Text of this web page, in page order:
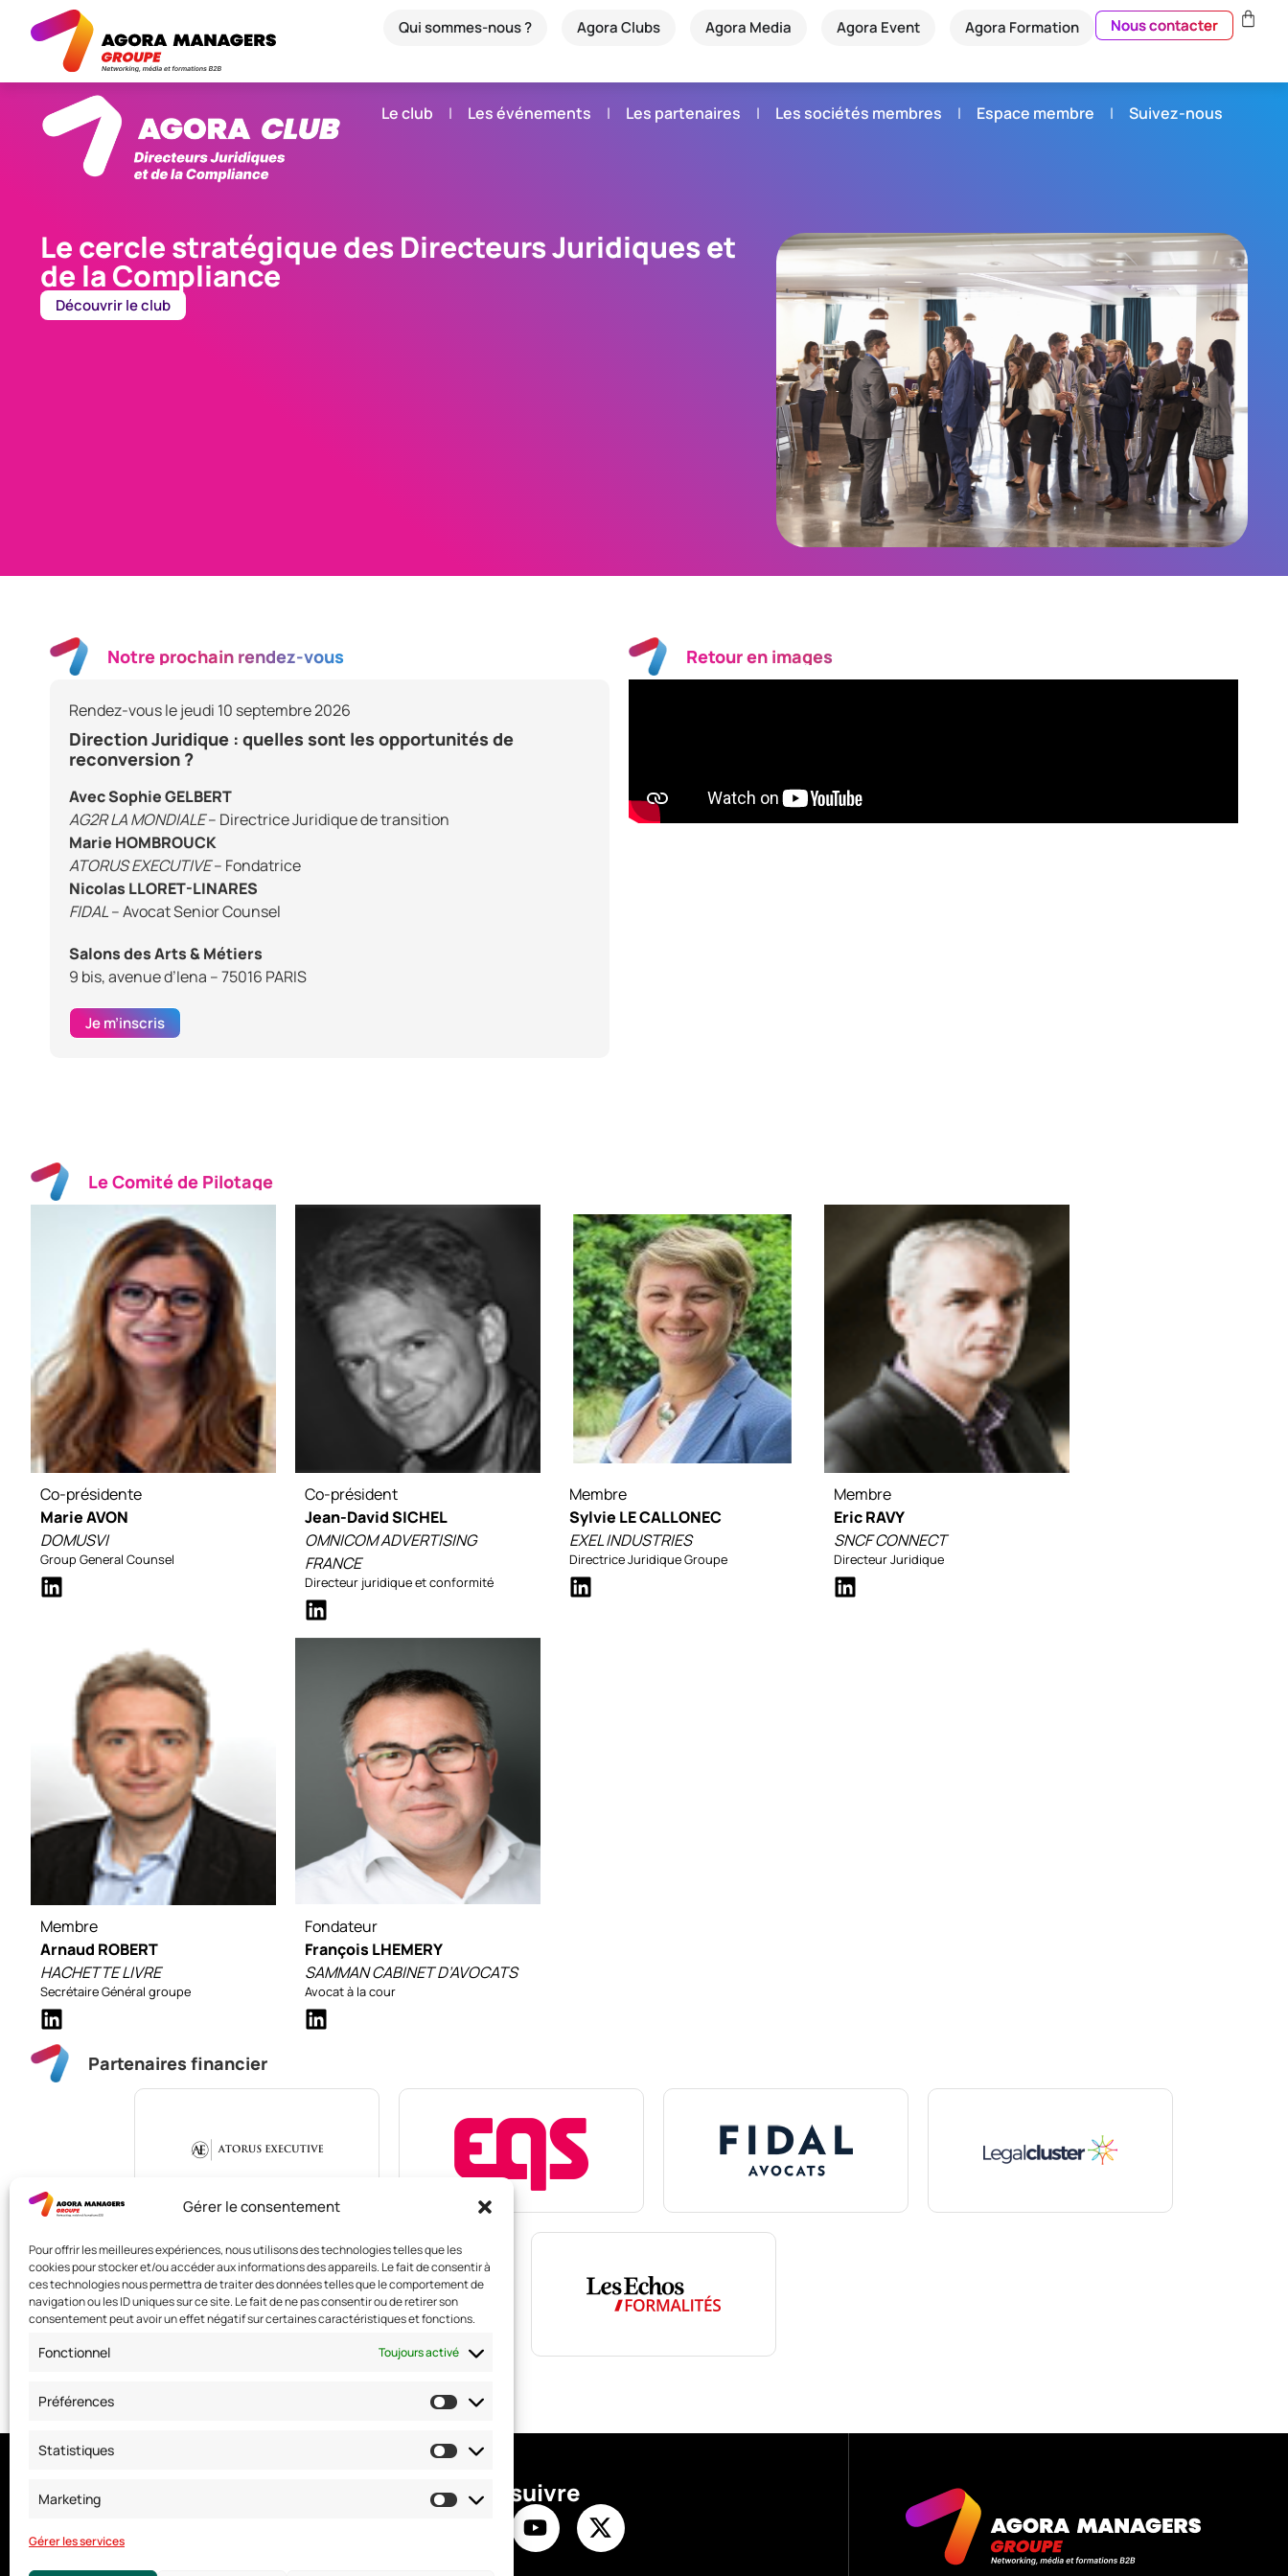
Gérer le consentement
Pour offrir les meilleures expériences, nous utilisons des technologies telles que les
cookies pour stocker et/ou accéder aux informations des appareils. Le fait de consentir à
ces technologies nous permettra de traiter des données telles que le comportement de
navigation ou les ID uniques sur ce site. Le fait de ne pas consentir ou de retirer son
consentement peut avoir un effet négatif sur certaines caractéristiques et fonctions.
Fonctionnel Toujours activé
Préférences
Statistiques
Marketing
Gérer les services
Qui sommes-nous ? Agora Clubs Agora Media Agora Event Agora Formation Nous contacter
Le club Les événements Les partenaires Les sociétés membres Espace membre Suivez-nous
Le cercle stratégique des Directeurs Juridiques et
de la Compliance
Découvrir le club
Notre prochain rendez-vous
Rendez-vous le jeudi 10 septembre 2026
Direction Juridique : quelles sont les opportunités de
reconversion ?
Avec Sophie GELBERT
AG2R LA MONDIALE– Directrice Juridique de transition
Marie HOMBROUCK
ATORUS EXECUTIVE– Fondatrice
Nicolas LLORET-LINARES
FIDAL– Avocat Senior Counsel
Salons des Arts & Métiers
9 bis, avenue d’Iena – 75016 PARIS
Je m’inscris
Retour en images
Le Comité de Pilotage
Co-présidente
Marie AVON
DOMUSVI
Group General Counsel
Co-président
Jean-David SICHEL
OMNICOM ADVERTISING
FRANCE
Directeur juridique et conformité
Membre
Sylvie LE CALLONEC
EXEL INDUSTRIES
Directrice Juridique Groupe
Membre
Eric RAVY
SNCF CONNECT
Directeur Juridique
Membre
Arnaud ROBERT
HACHETTE LIVRE
Secrétaire Général groupe
Fondateur
François LHEMERY
SAMMAN CABINET D’AVOCATS
Avocat à la cour
Partenaires financier
Nous contacter
Standard :01 47 42 76 60
Nous suivre